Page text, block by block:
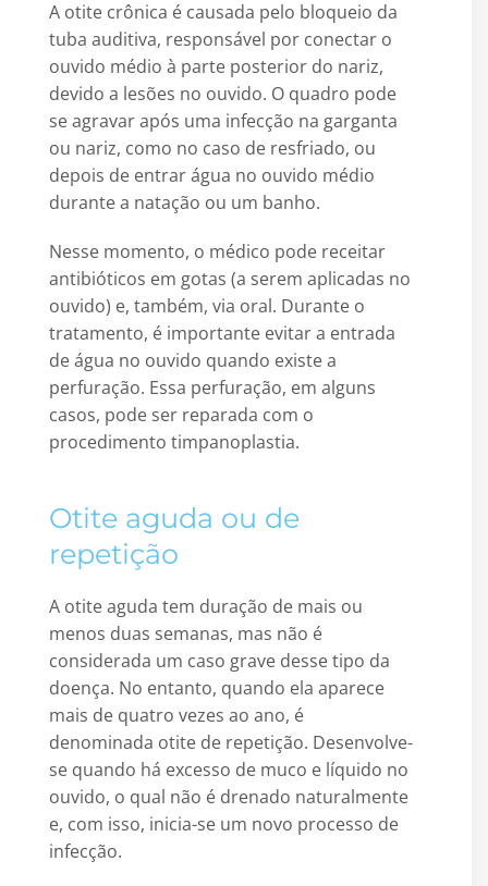
A otite crônica é causada pelo bloqueio da
tuba auditiva, responsável por conectar o
ouvido médio à parte posterior do nariz,
devido a lesões no ouvido. O quadro pode
se agravar após uma infecção na garganta
ou nariz, como no caso de resfriado, ou
depois de entrar água no ouvido médio
durante a natação ou um banho.
Nesse momento, o médico pode receitar
antibióticos em gotas (a serem aplicadas no
ouvido) e, também, via oral. Durante o
tratamento, é importante evitar a entrada
de água no ouvido quando existe a
perfuração. Essa perfuração, em alguns
casos, pode ser reparada com o
procedimento timpanoplastia.
Otite aguda ou de
repetição
A otite aguda tem duração de mais ou
menos duas semanas, mas não é
considerada um caso grave desse tipo da
doença. No entanto, quando ela aparece
mais de quatro vezes ao ano, é
denominada otite de repetição. Desenvolve-
se quando há excesso de muco e líquido no
ouvido, o qual não é drenado naturalmente
e, com isso, inicia-se um novo processo de
infecção.